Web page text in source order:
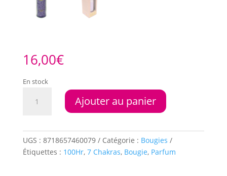
16,00€
En stock
(Violet)
stéarine
Ajouter au panier
UGS : 8718657460079 Catégorie : Bougies
Étiquettes : 100Hr, 7 Chakras, Bougie, Parfum